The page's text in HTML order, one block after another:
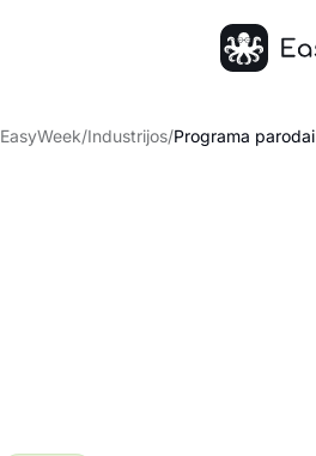
EasyWeek/Industrijos/Programa parodai